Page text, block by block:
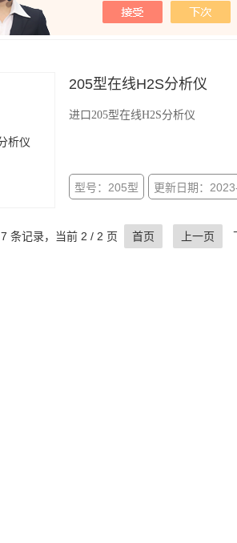
205型在线H2S分析仪
进口205型在线H2S分析仪
型号：205型 更新日期：
条记录，当前 2 / 2 页 首页 上一页